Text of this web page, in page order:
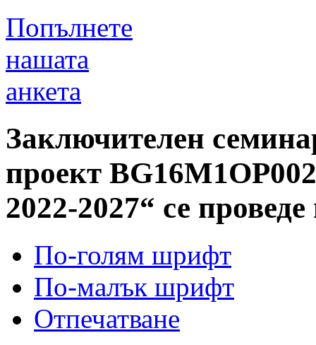
Попълнете
нашата
анкета
Заключителен
проект
2022-2027“ се
По-голям шрифт
По-малък шрифт
Отпечатване